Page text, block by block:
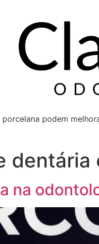
podem
dentária
na